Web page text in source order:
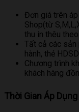
Đơn giá trên
Shop(từ
thu in thêu
Tất cả các sản
hành, thẻ
Chương trình
khách hàng
Thời Gian Áp Dụng